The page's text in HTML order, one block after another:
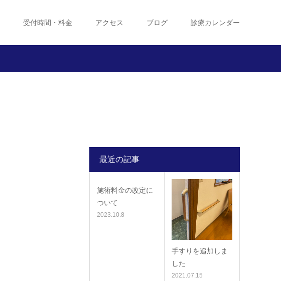
受付時間・料金 アクセス ブログ 診療カレンダー
最近の記事
施術料金の改定に
ついて
2023.10.8
手すりを追加しま
した
2021.07.15